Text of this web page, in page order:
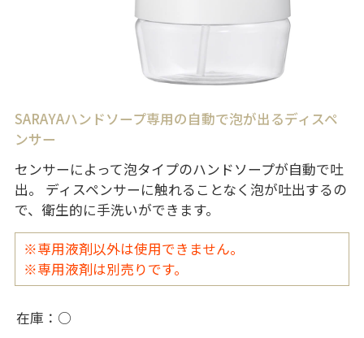
SARAYAハンドソープ専用の自動で泡が出るディスペ
ンサー
センサーによって泡タイプのハンドソープが自動で吐
出。 ディスペンサーに触れることなく泡が吐出するの
で、衛生的に手洗いができます。
※専用液剤以外は使用できません。
※専用液剤は別売りです。
在庫 ○